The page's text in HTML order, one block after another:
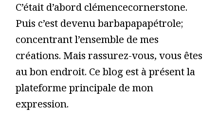
C’était d’abord clémencecornerstone.
Puis c’est devenu barbapapapétrole;
concentrant l’ensemble de mes
créations. Mais rassurez-vous, vous êtes
au bon endroit. Ce blog est à présent la
plateforme principale de mon
expression.